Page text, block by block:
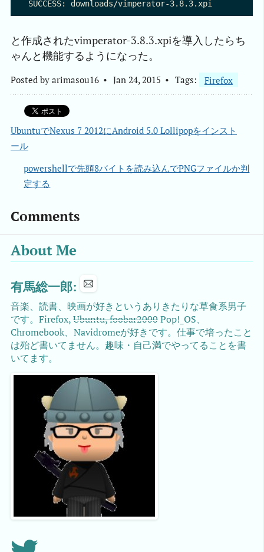
と作成されたvimperator-3.8.3.xpiを導入したらち
ゃんと機能するようになった。
Posted by arimasou16 Jan 24, 2015 Tags: Firefox
UbuntuでNexus 7 2012にAndroid 5.0 Lollipopをインスト
ール
powershellで先頭8バイトを読み込んでPNGファイルか判
定する
Comments
About Me
有馬総一郎:
音楽、読書、映画が好きというありきたりな草食系男子
です。Firefox,Ubuntu, foobar2000Pop!_OS、
Chromebook、Navidromeが好きです。仕事で培ったこと
は殆ど書いてません。趣味・自己満でやってることを書
いてます。